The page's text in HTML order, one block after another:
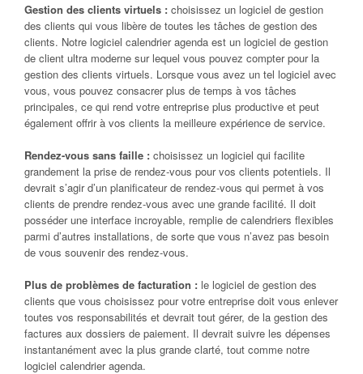
Gestion des clients virtuels : choisissez un logiciel de gestion
des clients qui vous libère de toutes les tâches de gestion des
clients. Notre logiciel calendrier agenda est un logiciel de gestion
de client ultra moderne sur lequel vous pouvez compter pour la
gestion des clients virtuels. Lorsque vous avez un tel logiciel avec
vous, vous pouvez consacrer plus de temps à vos tâches
principales, ce qui rend votre entreprise plus productive et peut
également offrir à vos clients la meilleure expérience de service.
Rendez-vous sans faille : choisissez un logiciel qui facilite
grandement la prise de rendez-vous pour vos clients potentiels. Il
devrait s’agir d’un planificateur de rendez-vous qui permet à vos
clients de prendre rendez-vous avec une grande facilité. Il doit
posséder une interface incroyable, remplie de calendriers flexibles
parmi d’autres installations, de sorte que vous n’avez pas besoin
de vous souvenir des rendez-vous.
Plus de problèmes de facturation : le logiciel de gestion des
clients que vous choisissez pour votre entreprise doit vous enlever
toutes vos responsabilités et devrait tout gérer, de la gestion des
factures aux dossiers de paiement. Il devrait suivre les dépenses
instantanément avec la plus grande clarté, tout comme notre
logiciel calendrier agenda.